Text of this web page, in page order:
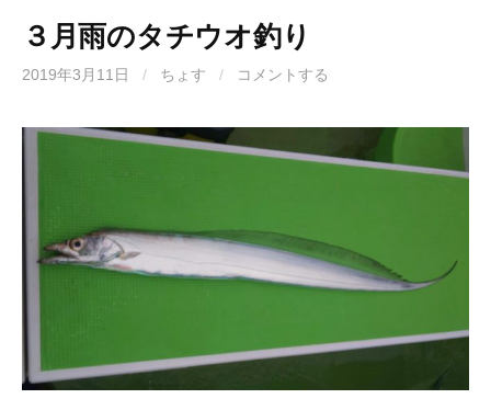
３月雨のタチウオ釣り
2019年3月11日 / ちょす / コメントする